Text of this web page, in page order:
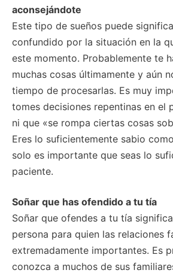
aconsejándote
Este tipo de sueños puede
confundido por la situación en la
este momento. Probablemente te
muchas cosas últimamente y aún
tiempo de procesarlas. Es muy
tomes decisiones repentinas en el
ni que «se rompa ciertas cosas
Eres lo suficientemente sabio
solo es importante que seas lo
paciente.
Soñar que has ofendido a tu tía
Soñar que ofendes a tu tía
persona para quien las relaciones
extremadamente importantes. Es
conozca a muchos de sus